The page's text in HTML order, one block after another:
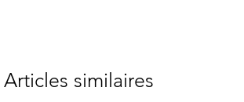
Articles similaires